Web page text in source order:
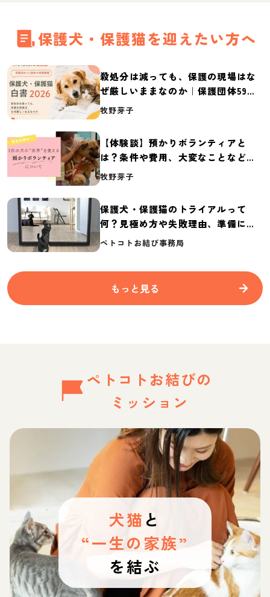
保護犬・保護猫を迎えたい方へ
殺処分は減っても、保護の現場はな
ぜ厳しいままなのか｜保護団体59団
体の実態調査【保護犬・保護猫白書
牧野芽子
【体験談】預かりボランティアと
は？条件や費用、大変なことなど紹
介
牧野芽子
保護犬・保護猫のトライアルって
何？見極め方や失敗理由、準備に必
要なものを紹介
ペトコトお結び事務局
もっと見る
ペトコトお結びの
ミッション
犬猫 と
“一生の家族”
を結ぶ